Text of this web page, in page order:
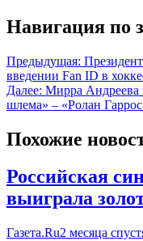
Навигация по
Предыдущая:
введении Fan ID в
Далее: Мирра Андреева
шлема» – «Ролан
Похожие
Российская
выиграла
Газета.Ru2 месяца